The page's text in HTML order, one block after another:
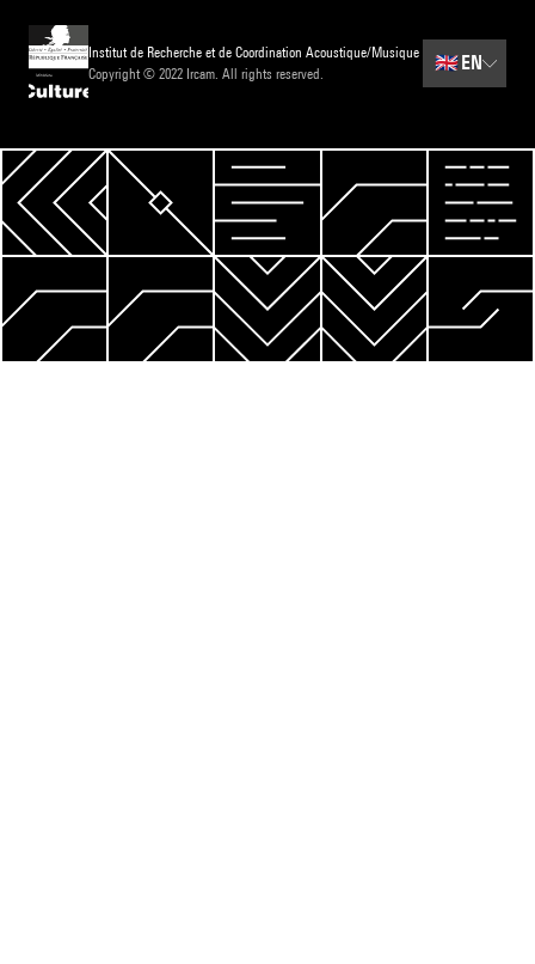
Institut de Recherche et de Coordination Acoustique/Musique
Copyright © 2022 Ircam. All rights reserved.
🇬🇧EN